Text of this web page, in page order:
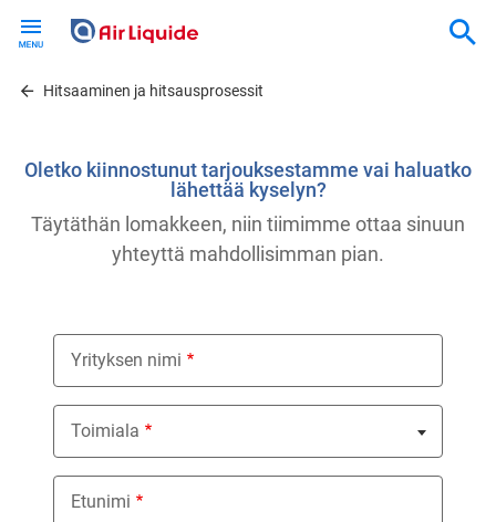
contentHitsaaminen ja hitsausprosessit
Oletko kiinnostunut tarjouksestamme vai haluatko
lähettää kyselyn?
Täytäthän lomakkeen, niin tiimimme ottaa sinuun
yhteyttä mahdollisimman pian.
Yrityksen nimi
Toimiala
Nothing selected
Etunimi